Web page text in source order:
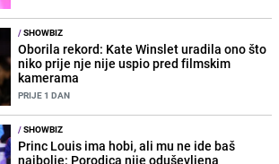
/SHOWBIZ
Oborila rekord: Kate Winslet uradila ono što
niko prije nje nije uspio pred filmskim
kamerama
PRIJE 1 DAN
/SHOWBIZ
Princ Louis ima hobi, ali mu ne ide baš
najbolje: Porodica nije oduševljena